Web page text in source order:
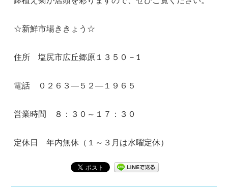
☆新鮮市場ききょう☆
住所 塩尻市広丘郷原１３５０－1
電話 ０２６３―５２―１９６５
営業時間 ８：３０～１７：３０
定休日 年内無休（１～３月は水曜定休）